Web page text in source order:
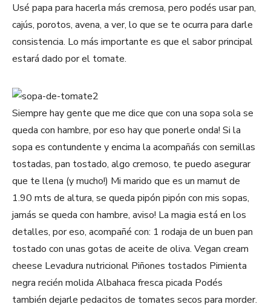
Usé papa para hacerla más cremosa, pero podés usar pan,
cajús, porotos, avena, a ver, lo que se te ocurra para darle
consistencia. Lo más importante es que el sabor principal
estará dado por el tomate.
Siempre hay gente que me dice que con una sopa sola se
queda con hambre, por eso hay que ponerle onda! Si la
sopa es contundente y encima la acompañás con semillas
tostadas, pan tostado, algo cremoso, te puedo asegurar
que te llena (y mucho!) Mi marido que es un mamut de
1.90 mts de altura, se queda pipón pipón con mis sopas,
jamás se queda con hambre, aviso! La magia está en los
detalles, por eso, acompañé con: 1 rodaja de un buen pan
tostado con unas gotas de aceite de oliva. Vegan cream
cheese Levadura nutricional Piñones tostados Pimienta
negra recién molida Albahaca fresca picada Podés
también dejarle pedacitos de tomates secos para morder.